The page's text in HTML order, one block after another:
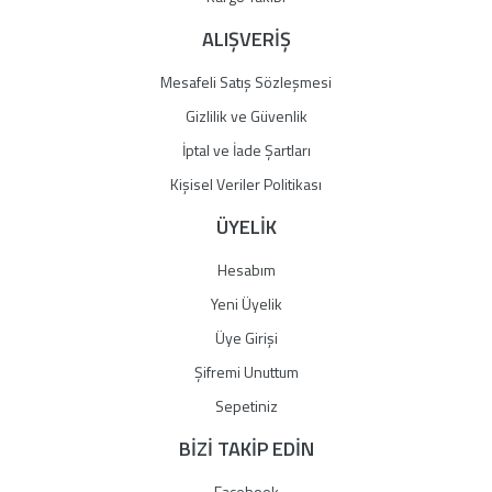
ALIŞVERİŞ
Mesafeli Satış Sözleşmesi
Gizlilik ve Güvenlik
İptal ve İade Şartları
Kişisel Veriler Politikası
ÜYELİK
Hesabım
Yeni Üyelik
Üye Girişi
Şifremi Unuttum
Sepetiniz
BİZİ TAKİP EDİN